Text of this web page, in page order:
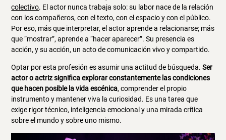
colectivo. El actor nunca trabaja solo: su labor nace de la relación
con los compañeros, con el texto, con el espacio y con el público.
Por eso, más que interpretar, el actor aprende a relacionarse; más
que “mostrar”, aprende a “hacer aparecer”. Su presencia es
acción, y su acción, un acto de comunicación vivo y compartido.
Optar por esta profesión es asumir una actitud de búsqueda.Ser
actor o actriz significa explorar constantemente las condiciones
que hacen posible la vida escénica, comprender el propio
instrumento y mantener viva la curiosidad. Es una tarea que
exige rigor técnico, inteligencia emocional y una mirada crítica
sobre el mundo y sobre uno mismo.